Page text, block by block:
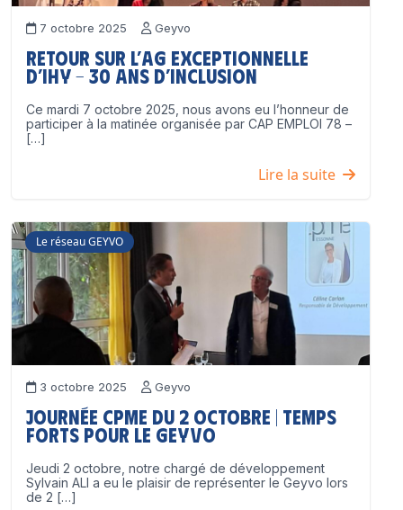
7 octobre 2025 Geyvo
Retour sur l’AG exceptionnelle
d’IHY – 30 ans d’inclusion
Ce mardi 7 octobre 2025, nous avons eu l’honneur de
participer à la matinée organisée par CAP EMPLOI 78 –
[…]
Lire la suite
Le réseau GEYVO
3 octobre 2025 Geyvo
Journée CPME du 2 octobre | Temps
forts pour le GEYVO
Jeudi 2 octobre, notre chargé de développement
Sylvain ALI a eu le plaisir de représenter le Geyvo lors
de 2 […]